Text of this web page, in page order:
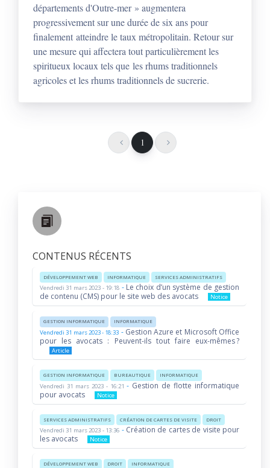
départements d'Outre-mer » augmentera
progressivement sur une durée de six ans pour
finalement atteindre le taux métropolitain. Retour sur
une mesure qui affectera tout particulièrement les
spiritueux locaux tels que les rhums traditionnels
agricoles et les rhums traditionnels de sucrerie.
1
CONTENUS RÉCENTS
DÉVELOPPEMENT WEB INFORMATIQUE SERVICES ADMINISTRATIFS
Vendredi 31 mars 2023 - 19:18 - Le choix d’un système de gestion
de contenu (CMS) pour le site web des avocats
Notice
GESTION INFORMATIQUE INFORMATIQUE
Vendredi 31 mars 2023 - 18:33 - Gestion Azure et Microsoft Office
pour les avocats : Peuvent-ils tout faire eux-mêmes ?
Article
GESTION INFORMATIQUE BUREAUTIQUE INFORMATIQUE
Vendredi 31 mars 2023 - 16:21 - Gestion de flotte informatique
pour avocats
Notice
SERVICES ADMINISTRATIFS CRÉATION DE CARTES DE VISITE DROIT
Vendredi 31 mars 2023 - 13:36 - Création de cartes de visite pour
les avocats
Notice
DÉVELOPPEMENT WEB DROIT INFORMATIQUE